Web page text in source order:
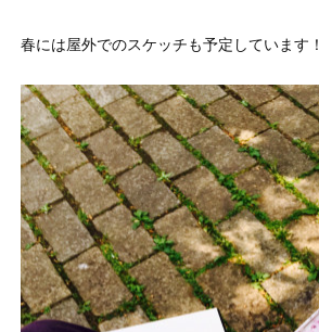
春には屋外でのスケッチも予定しています！